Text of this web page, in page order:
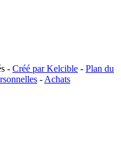
- Créé par Kelcible - Plan du
- Achats